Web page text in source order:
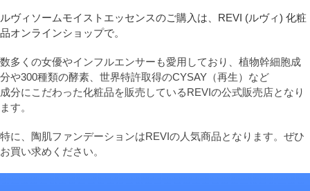
ルヴィソームモイストエッセンスのご購入は、REVI (ルヴィ) 化粧
品オンラインショップで。
数多くの女優やインフルエンサーも愛用しており、植物幹細胞成
分や300種類の酵素、世界特許取得のCYSAY（再生）など
成分にこだわった化粧品を販売しているREVIの公式販売店となり
ます。
特に、陶肌ファンデーションはREVIの人気商品となります。ぜひ
お買い求めください。